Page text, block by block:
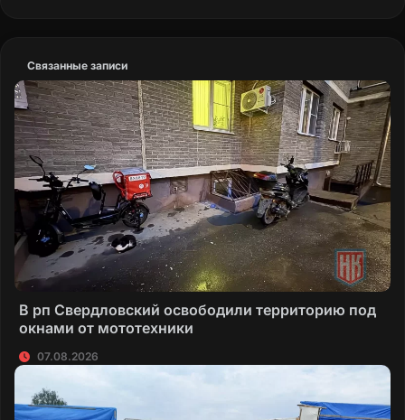
Связанные записи
В рп Свердловский освободили территорию под
окнами от мототехники
07.08.2026